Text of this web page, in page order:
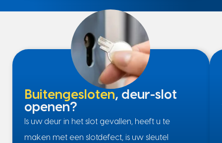
Buitengesloten, deur-slot
openen?
Is uw deur in het slot gevallen, heeft u te
maken met een slotdefect, is uw sleutel